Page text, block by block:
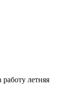
летняя